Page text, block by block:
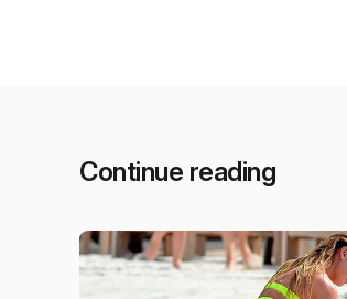
Continue reading